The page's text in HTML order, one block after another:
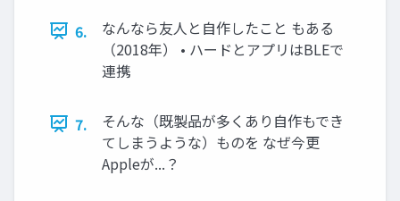
6.
なんなら友人と自作したこと もある
（2018年） • ハードとアプリはBLEで
連携
7.
そんな（既製品が多くあり自作もでき
てしまうような）ものを なぜ今更
Appleが...？